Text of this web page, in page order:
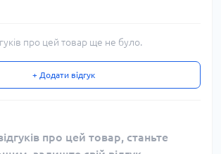
про цей товар ще не було.
+ Додати відгук
про цей товар, станьте